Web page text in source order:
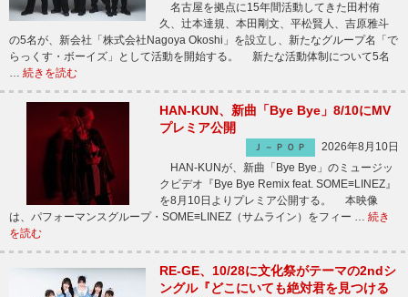
名古屋を拠点に15年間活動してきた田村侑
久、辻本達規、本田剛文、平松賢人、吉原雅斗
の5名が、新会社「株式会社Nagoya Okoshi」を設立し、新たなグループ名「で
らっくす・ボーイズ」として活動を開始する。 新たな活動体制について5名
… 続きを読む
HAN-KUN、新曲「Bye Bye」8/10にMV
プレミア公開
Ｊ－ＰＯＰ
2026年8月10日
HAN-KUNが、新曲「Bye Bye」のミュージッ
クビデオ『Bye Bye Remix feat. SOME≡LINEZ』
を8月10日よりプレミア公開する。 本映像
は、パフォーマンスグループ・SOME≡LINEZ（サムライン）をフィー … 続き
を読む
RE-GE、10/28に文化祭がテーマの2ndシ
ングル『どこにいても絶対君を見つける